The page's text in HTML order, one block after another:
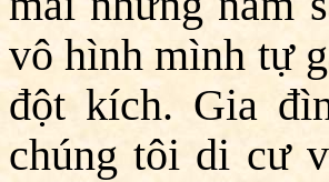
vô hình mình tự
đột kích. Gia
chúng tôi di cư